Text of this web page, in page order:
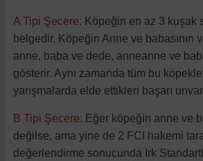
A Tipi Şecere: Köpeğin en az 3 kuşak
belgedir. Köpeğin Anne ve babasının
anne, baba ve dede, anneanne ve
gösterir. Aynı zamanda tüm bu
yarışmalarda elde ettikleri başarı
B Tipi Şecere: Eğer köpeğin anne ve
değilse, ama yine de 2 FCI hakemi
değerlendirme sonucunda Irk